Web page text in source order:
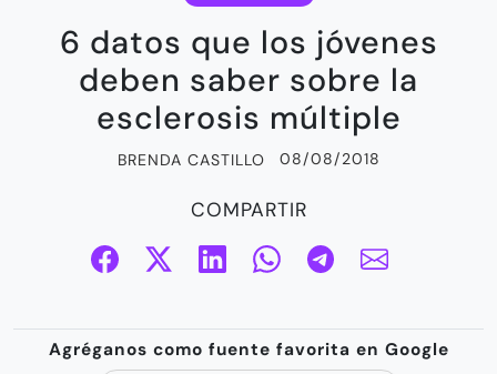
6 datos que los jóvenes
deben saber sobre la
esclerosis múltiple
BRENDA CASTILLO 08/08/2018
COMPARTIR
Agréganos como fuente favorita en Google